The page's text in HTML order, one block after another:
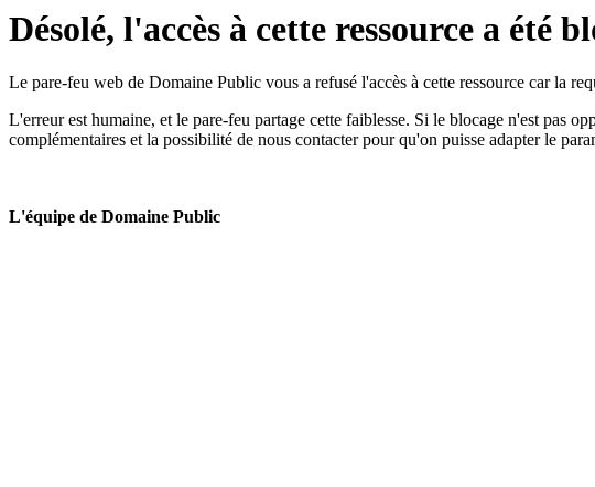
Désolé, l'accès à cette ressource a été
Le pare-feu web de Domaine Public vous a refusé l'accès à cette ressource car la
L'erreur est humaine, et le pare-feu partage cette faiblesse. Si le blocage n'est pas
complémentaires et la possibilité de nous contacter pour qu'on puisse adapter le
L'équipe de Domaine Public